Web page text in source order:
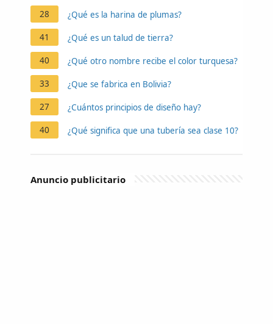
28
¿Qué es la harina de plumas?
41 ¿Qué es un talud de tierra?
40 ¿Qué otro nombre recibe el color turquesa?
33 ¿Que se fabrica en Bolivia?
27 ¿Cuántos principios de diseño hay?
40 ¿Qué significa que una tubería sea clase 10?
Anuncio publicitario